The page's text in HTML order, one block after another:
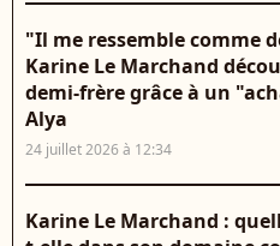
"Il me ressemble comme
Karine Le Marchand
demi-frère grâce à un
Alya
24 juillet 2026 à 12:34
Karine Le Marchand :